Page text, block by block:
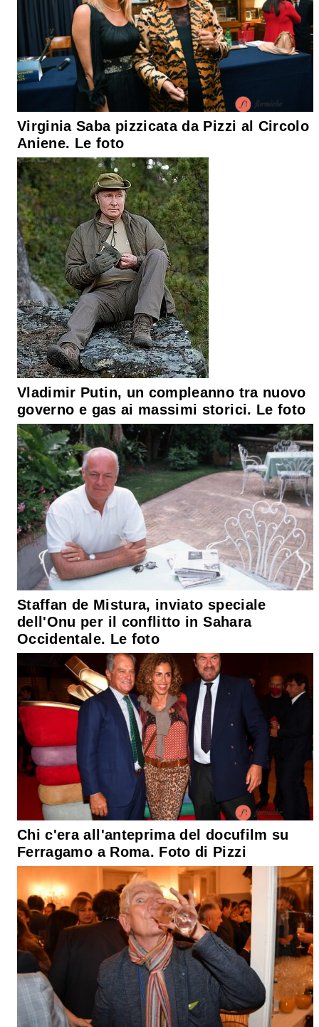
Virginia Saba pizzicata da Pizzi al Circolo
Aniene. Le foto
Vladimir Putin, un compleanno tra nuovo
governo e gas ai massimi storici. Le foto
Staffan de Mistura, inviato speciale
dell'Onu per il conflitto in Sahara
Occidentale. Le foto
Chi c'era all'anteprima del docufilm su
Ferragamo a Roma. Foto di Pizzi